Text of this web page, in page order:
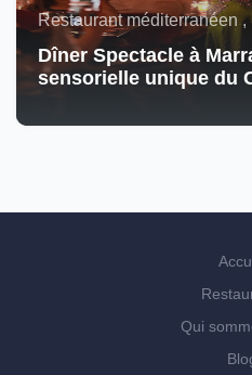
Restaurant méditerranéen
Dîner Spectacle à
sensorielle unique du
Qui